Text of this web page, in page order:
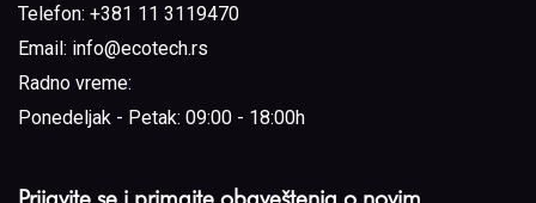
Telefon: +381 11 3119470
Email: info@ecotech.rs
Radno vreme:
Ponedeljak - Petak: 09:00 - 18:00h